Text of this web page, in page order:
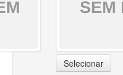
Selecionar